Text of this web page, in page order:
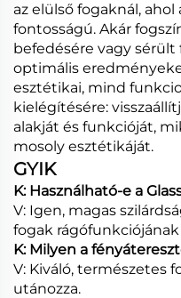
az elülső fogaknál,
fontosságú. Akár
befedésére vagy sérült
optimális
esztétikai, mind
kielégítésére:
alakját és funkcióját,
mosoly esztétikáját.
GYIK
K: Használható-e a
V: Igen, magas
fogak
K: Milyen a
V: Kiváló, természetes
utánozza.